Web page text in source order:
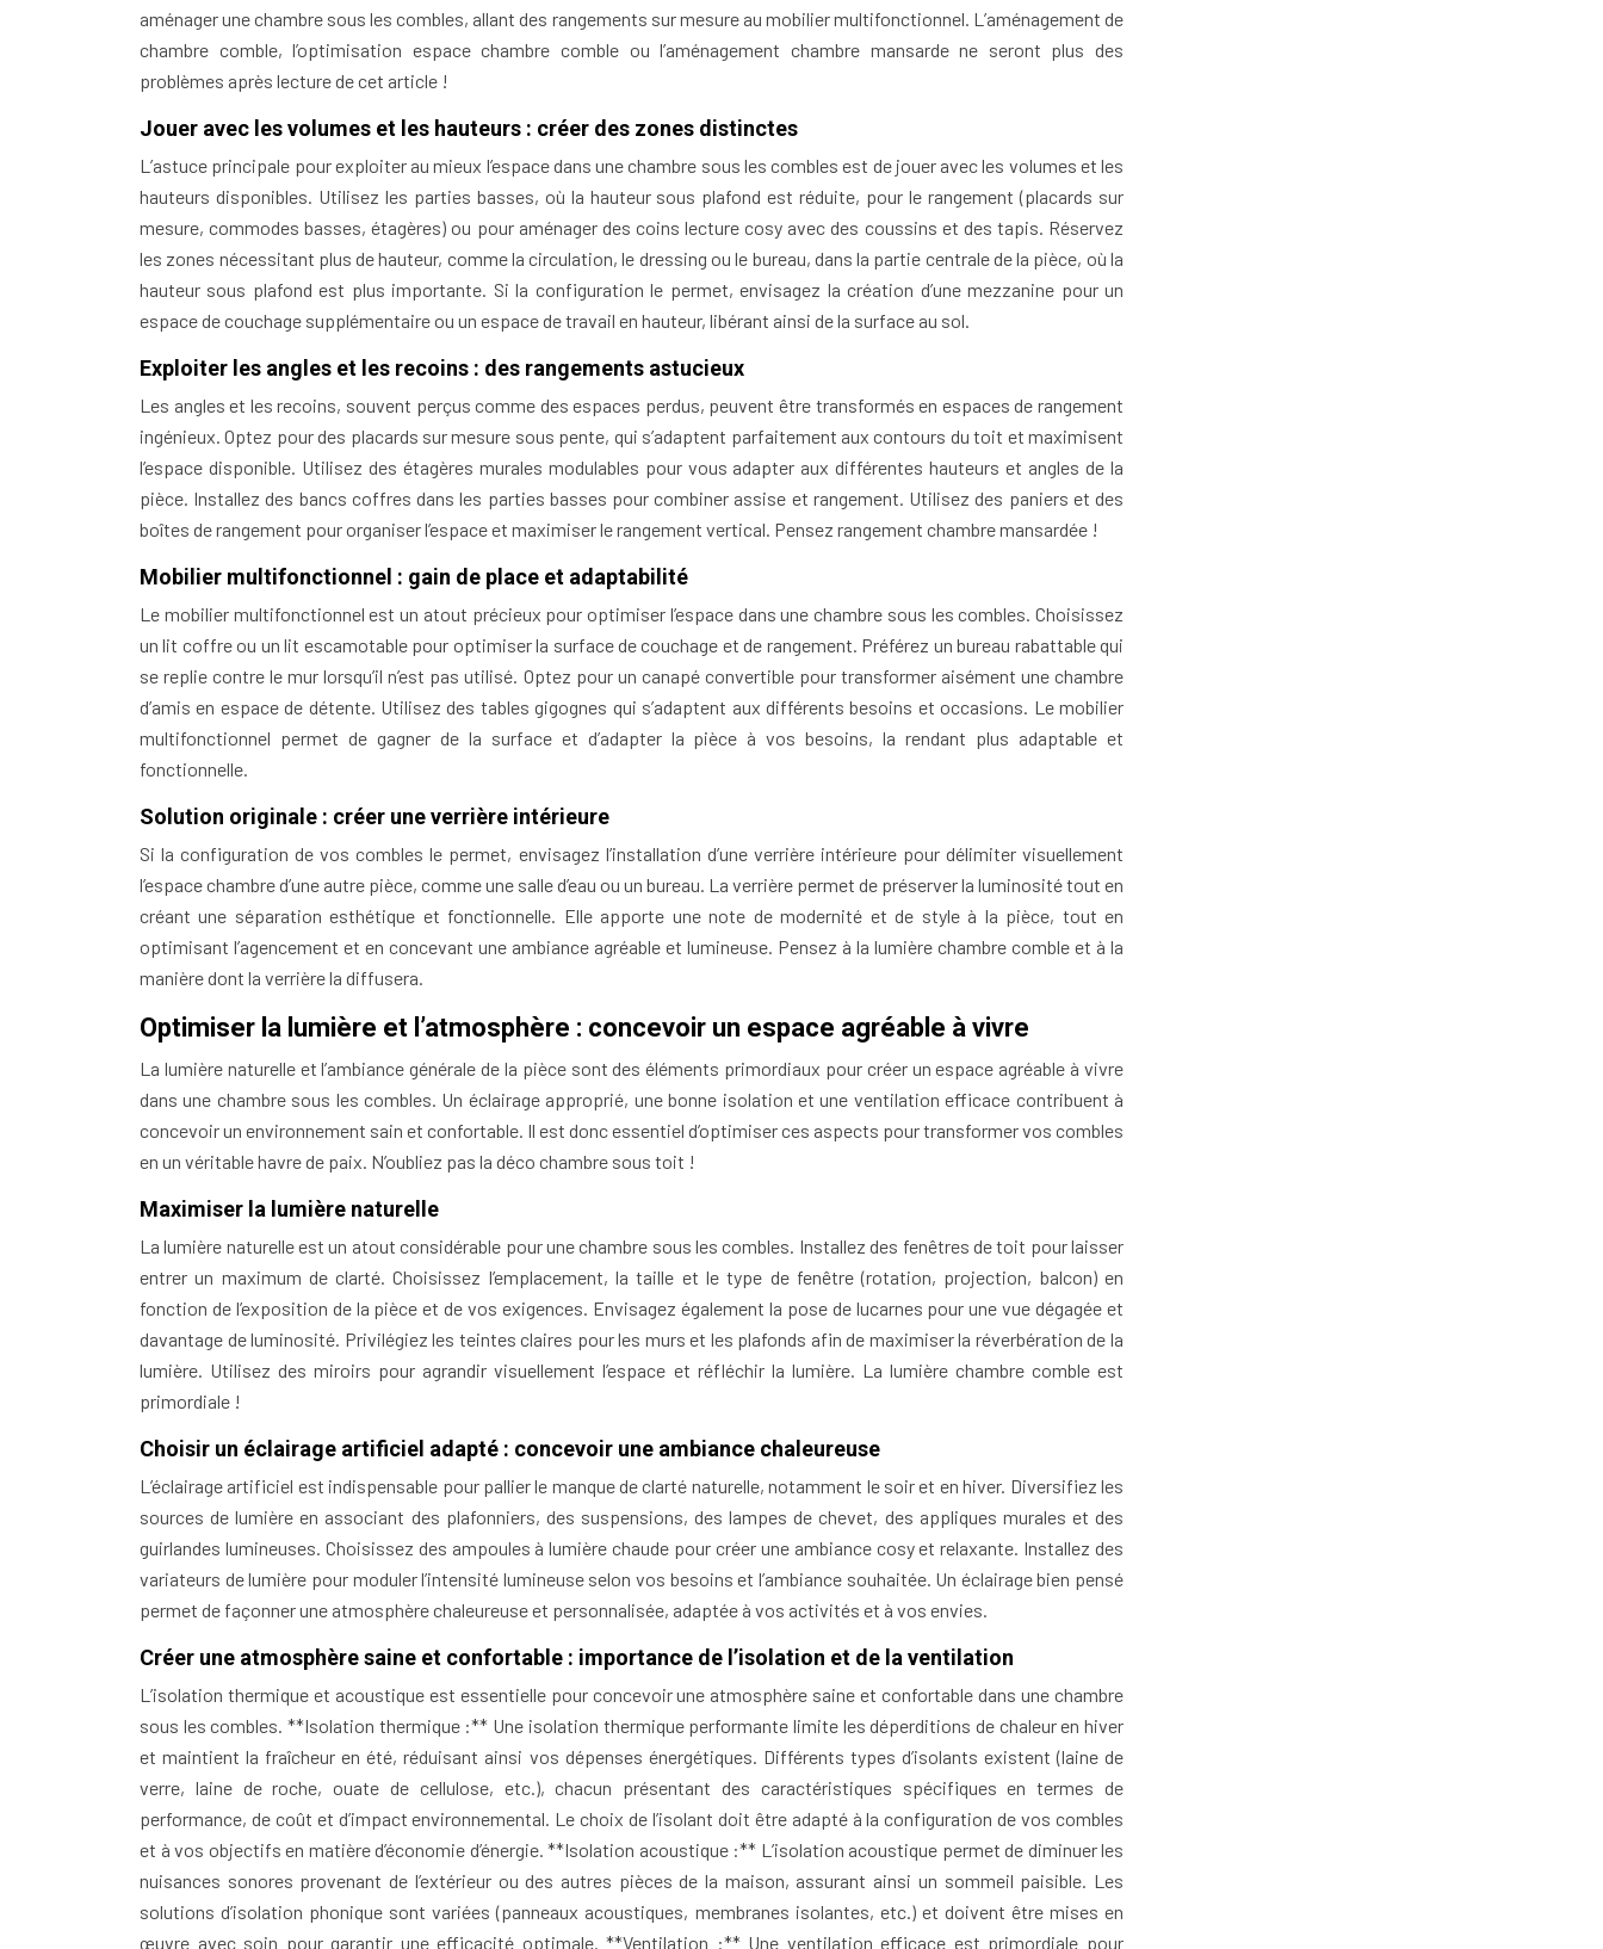
aménager une chambre sous les combles, allant des rangements sur mesure au mobilier multifonctionnel. L’aménagement de
chambre comble, l’optimisation espace chambre comble ou l’aménagement chambre mansarde ne seront plus des
problèmes après lecture de cet article !
Jouer avec les volumes et les hauteurs : créer des zones distinctes
L’astuce principale pour exploiter au mieux l’espace dans une chambre sous les combles est de jouer avec les volumes et les
hauteurs disponibles. Utilisez les parties basses, où la hauteur sous plafond est réduite, pour le rangement (placards sur
mesure, commodes basses, étagères) ou pour aménager des coins lecture cosy avec des coussins et des tapis. Réservez
les zones nécessitant plus de hauteur, comme la circulation, le dressing ou le bureau, dans la partie centrale de la pièce, où la
hauteur sous plafond est plus importante. Si la configuration le permet, envisagez la création d’une mezzanine pour un
espace de couchage supplémentaire ou un espace de travail en hauteur, libérant ainsi de la surface au sol.
Exploiter les angles et les recoins : des rangements astucieux
Les angles et les recoins, souvent perçus comme des espaces perdus, peuvent être transformés en espaces de rangement
ingénieux. Optez pour des placards sur mesure sous pente, qui s’adaptent parfaitement aux contours du toit et maximisent
l’espace disponible. Utilisez des étagères murales modulables pour vous adapter aux différentes hauteurs et angles de la
pièce. Installez des bancs coffres dans les parties basses pour combiner assise et rangement. Utilisez des paniers et des
boîtes de rangement pour organiser l’espace et maximiser le rangement vertical. Pensez rangement chambre mansardée !
Mobilier multifonctionnel : gain de place et adaptabilité
Le mobilier multifonctionnel est un atout précieux pour optimiser l’espace dans une chambre sous les combles. Choisissez
un lit coffre ou un lit escamotable pour optimiser la surface de couchage et de rangement. Préférez un bureau rabattable qui
se replie contre le mur lorsqu’il n’est pas utilisé. Optez pour un canapé convertible pour transformer aisément une chambre
d’amis en espace de détente. Utilisez des tables gigognes qui s’adaptent aux différents besoins et occasions. Le mobilier
multifonctionnel permet de gagner de la surface et d’adapter la pièce à vos besoins, la rendant plus adaptable et
fonctionnelle.
Solution originale : créer une verrière intérieure
Si la configuration de vos combles le permet, envisagez l’installation d’une verrière intérieure pour délimiter visuellement
l’espace chambre d’une autre pièce, comme une salle d’eau ou un bureau. La verrière permet de préserver la luminosité tout en
créant une séparation esthétique et fonctionnelle. Elle apporte une note de modernité et de style à la pièce, tout en
optimisant l’agencement et en concevant une ambiance agréable et lumineuse. Pensez à la lumière chambre comble et à la
manière dont la verrière la diffusera.
Optimiser la lumière et l’atmosphère : concevoir un espace agréable à vivre
La lumière naturelle et l’ambiance générale de la pièce sont des éléments primordiaux pour créer un espace agréable à vivre
dans une chambre sous les combles. Un éclairage approprié, une bonne isolation et une ventilation efficace contribuent à
concevoir un environnement sain et confortable. Il est donc essentiel d’optimiser ces aspects pour transformer vos combles
en un véritable havre de paix. N’oubliez pas la déco chambre sous toit !
Maximiser la lumière naturelle
La lumière naturelle est un atout considérable pour une chambre sous les combles. Installez des fenêtres de toit pour laisser
entrer un maximum de clarté. Choisissez l’emplacement, la taille et le type de fenêtre (rotation, projection, balcon) en
fonction de l’exposition de la pièce et de vos exigences. Envisagez également la pose de lucarnes pour une vue dégagée et
davantage de luminosité. Privilégiez les teintes claires pour les murs et les plafonds afin de maximiser la réverbération de la
lumière. Utilisez des miroirs pour agrandir visuellement l’espace et réfléchir la lumière. La lumière chambre comble est
primordiale !
Choisir un éclairage artificiel adapté : concevoir une ambiance chaleureuse
L’éclairage artificiel est indispensable pour pallier le manque de clarté naturelle, notamment le soir et en hiver. Diversifiez les
sources de lumière en associant des plafonniers, des suspensions, des lampes de chevet, des appliques murales et des
guirlandes lumineuses. Choisissez des ampoules à lumière chaude pour créer une ambiance cosy et relaxante. Installez des
variateurs de lumière pour moduler l’intensité lumineuse selon vos besoins et l’ambiance souhaitée. Un éclairage bien pensé
permet de façonner une atmosphère chaleureuse et personnalisée, adaptée à vos activités et à vos envies.
Créer une atmosphère saine et confortable : importance de l’isolation et de la ventilation
L’isolation thermique et acoustique est essentielle pour concevoir une atmosphère saine et confortable dans une chambre
sous les combles. **Isolation thermique :** Une isolation thermique performante limite les déperditions de chaleur en hiver
et maintient la fraîcheur en été, réduisant ainsi vos dépenses énergétiques. Différents types d’isolants existent (laine de
verre, laine de roche, ouate de cellulose, etc.), chacun présentant des caractéristiques spécifiques en termes de
performance, de coût et d’impact environnemental. Le choix de l’isolant doit être adapté à la configuration de vos combles
et à vos objectifs en matière d’économie d’énergie. **Isolation acoustique :** L’isolation acoustique permet de diminuer les
nuisances sonores provenant de l’extérieur ou des autres pièces de la maison, assurant ainsi un sommeil paisible. Les
solutions d’isolation phonique sont variées (panneaux acoustiques, membranes isolantes, etc.) et doivent être mises en
œuvre avec soin pour garantir une efficacité optimale. **Ventilation :** Une ventilation efficace est primordiale pour